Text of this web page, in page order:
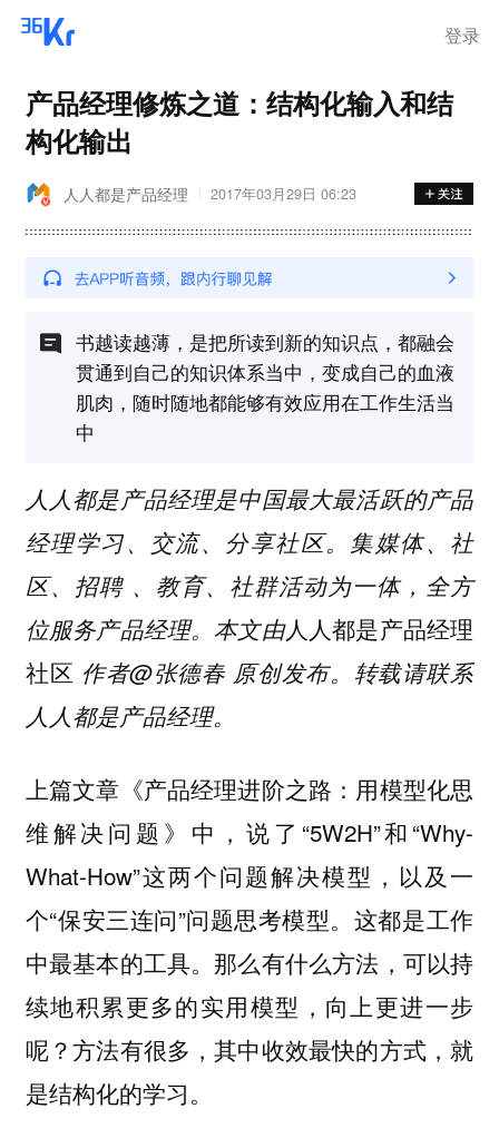
登录
产品经理修炼之道：结构化输入和结
构化输出
人人都是产品经理 2017年03月29日 06:23
书越读越薄，是把所读到新的知识点，都融会
贯通到自己的知识体系当中，变成自己的血液
肌肉，随时随地都能够有效应用在工作生活当
中
人人都是产品经理是中国最大最活跃的产品
经理学习、交流、分享社区。集媒体、社
区、招聘 、教育、社群活动为一体，全方
位服务产品经理。本文由人人都是产品经理
社区 作者@张德春 原创发布。转载请联系
人人都是产品经理。
上篇文章《产品经理进阶之路：用模型化思
维解决问题》中，说了“5W2H”和“Why-
What-How”这两个问题解决模型，以及一
个“保安三连问”问题思考模型。这都是工作
中最基本的工具。那么有什么方法，可以持
续地积累更多的实用模型，向上更进一步
呢？方法有很多，其中收效最快的方式，就
是结构化的学习。